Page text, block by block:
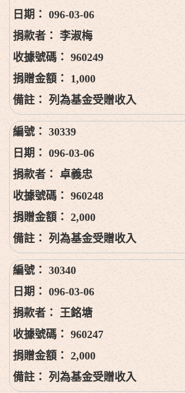
096-03-06
李淑梅
960249
1,000
列為基金受贈收入
30339
096-03-06
卓義忠
960248
2,000
列為基金受贈收入
30340
096-03-06
王銘塘
960247
2,000
列為基金受贈收入